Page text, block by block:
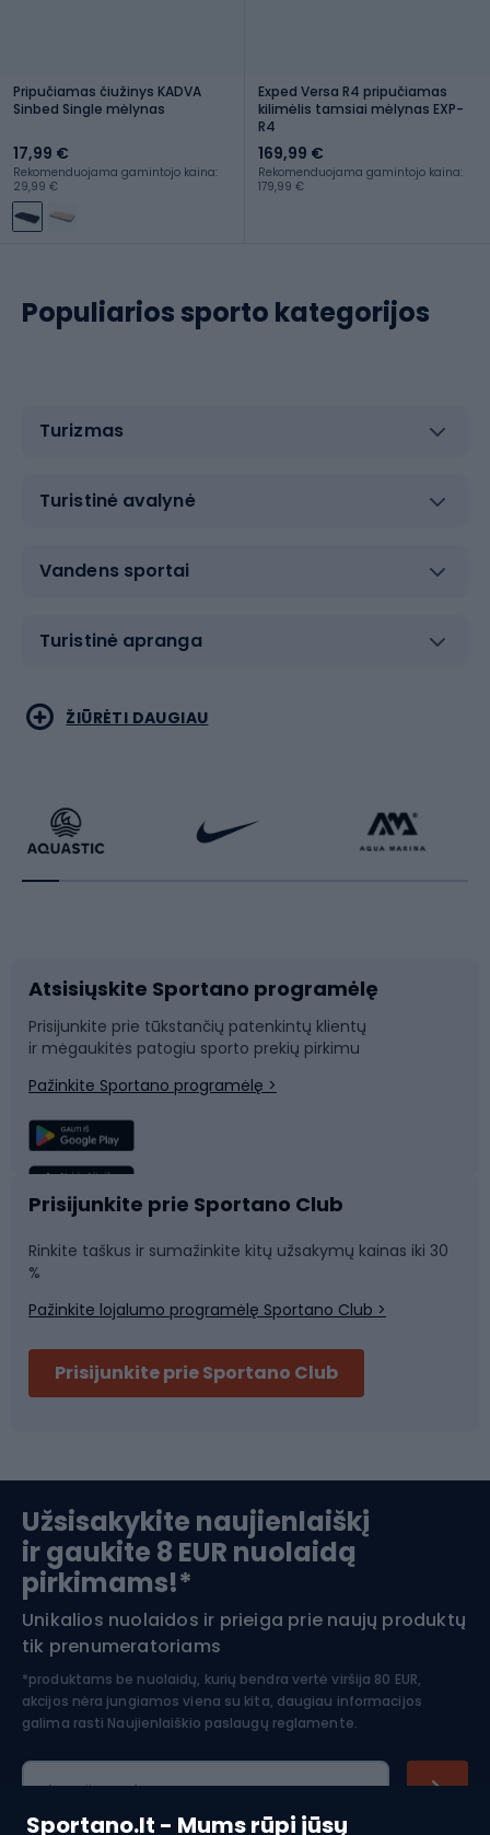
Sportano.lt - Mums rūpi jūsų
Pripučiamas čiužinys KADVA
Sinbed Single mėlynas
17,99 €
Rekomenduojama gamintojo kaina:
29,99 €
Exped Versa R4 pripučiamas
kilimėlis tamsiai mėlynas EXP-
R4
169,99 €
Rekomenduojama gamintojo kaina:
179,99 €
Populiarios sporto kategorijos
Turizmas
Turistinė avalynė
Vandens sportai
Turistinė apranga
Bėgimas
Dviratininkų apranga
Dviračių dalys
Laipiojimas
Žvejyba
Sportinė medicina
Koviniai sportai
Rakečių sportas
Rogutės ir čiuožynės
Snieglenčių sportas
Plaukimas
Komandinis sportas
Slidinėjimas
Apranga žiemos sportui
Šiaurietiškas ėjimas
ŽIŪRĖTI DAUGIAU
Atsisiųskite Sportano programėlę
Prisijunkite prie tūkstančių patenkintų klientų
ir mėgaukitės patogiu sporto prekių pirkimu
Pažinkite Sportano programėlę >
Prisijunkite prie Sportano Club
Rinkite taškus ir sumažinkite kitų užsakymų kainas iki 30
%
Pažinkite lojalumo programėlę Sportano Club >
Prisijunkite prie Sportano Club
Užsisakykite naujienlaiškį
ir gaukite 8 EUR nuolaidą
pirkimams!*
Unikalios nuolaidos ir prieiga prie naujų produktų
tik prenumeratoriams
*produktams be nuolaidų, kurių bendra vertė viršija 80 EUR,
akcijos nėra jungiamos viena su kita, daugiau informacijos
galima rasti Naujienlaiškio paslaugų reglamente.
El. pašto adresas